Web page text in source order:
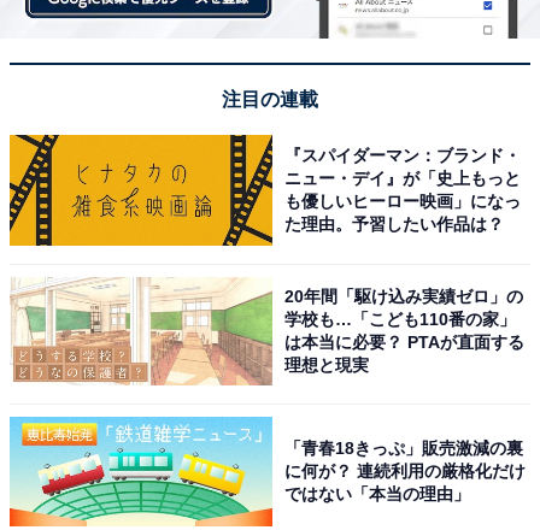
嫁の口から飛び出した暴言に――
そのとき、かず美さんの家には、定年退職をし趣味の模
型づくりに精を出すご主人と、宿題を持って2階に上っ
てきていたふたりの孫、そしてかず美さんの4人がお
注目の連載
『スパイダーマン：ブランド・
ニュー・デイ』が「史上もっと
も優しいヒーロー映画」になっ
た理由。予習したい作品は？
20年間「駆け込み実績ゼロ」の
学校も…「こども110番の家」
は本当に必要？ PTAが直面する
理想と現実
「青春18きっぷ」販売激減の裏
に何が？ 連続利用の厳格化だけ
ではない「本当の理由」